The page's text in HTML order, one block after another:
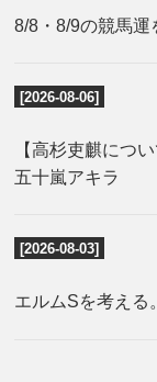
8/8・8/9の競馬運
[2026-08-06]
【高杉吏麒につ
五十嵐アキラ
[2026-08-03]
エルムSを考える